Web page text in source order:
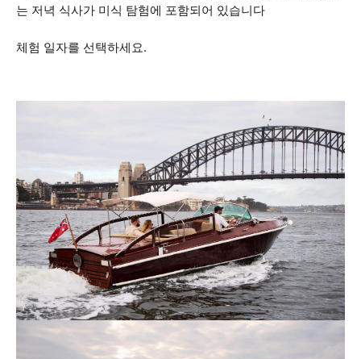
는 저녁 식사가 미식 탐험에 포함되어 있습니다
체험 일자를 선택하세요.